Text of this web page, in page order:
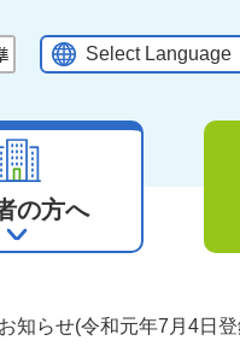
の方へ
知らせ(令和元年7月4日